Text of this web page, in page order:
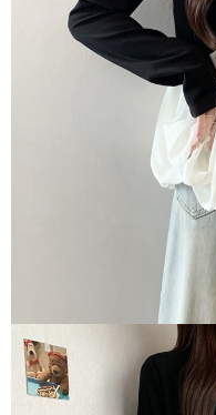
時審查核予不同之上限額度；
請求用戶進行身份認證。
５．嚴禁一人註冊多個帳號或
恩沛科技股份有限公司將有權
離島-郵局寄送
每筆NT$90，滿NT$699(含